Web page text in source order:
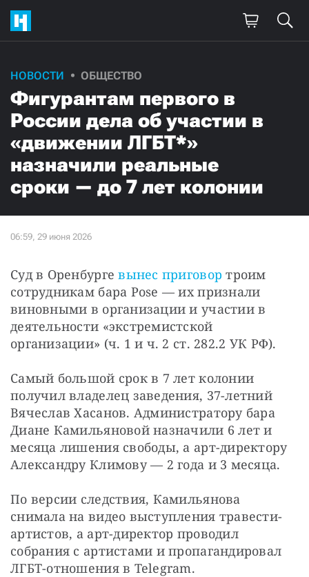
НОВОСТИ ОБЩЕСТВО
Фигурантам первого в
России дела об участии в
«движении ЛГБТ*»
назначили реальные
сроки — до 7 лет колонии
Суд в Оренбурге вынес приговор троим
сотрудникам бара Pose — их признали
виновными в организации и участии в
деятельности «экстремистской
организации» (ч. 1 и ч. 2 ст. 282.2 УК РФ).
Самый большой срок в 7 лет колонии
получил владелец заведения, 37-летний
Вячеслав Хасанов. Администратору бара
Диане Камильяновой назначили 6 лет и
месяца лишения свободы, а арт-директору
Александру Климову — 2 года и 3 месяца.
По версии следствия, Камильянова
снимала на видео выступления травести-
артистов, а арт-директор проводил
собрания с артистами и пропагандировал
ЛГБТ-отношения в Telegram.